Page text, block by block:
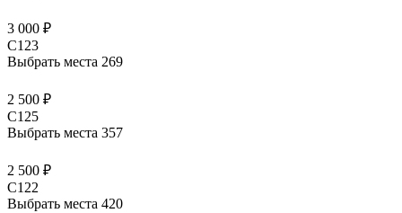
3 000 ₽
C123
Выбрать места 269
2 500 ₽
C125
Выбрать места 357
2 500 ₽
C122
Выбрать места 420